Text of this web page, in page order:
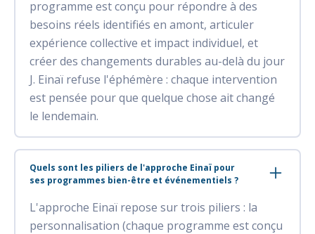
programme est conçu pour répondre à des
besoins réels identifiés en amont, articuler
expérience collective et impact individuel, et
créer des changements durables au-delà du jour
J. Einaï refuse l'éphémère : chaque intervention
est pensée pour que quelque chose ait changé
le lendemain.
Quels sont les piliers de l'approche Einaï pour
ses programmes bien-être et événementiels ?
L'approche Einaï repose sur trois piliers : la
personnalisation (chaque programme est conçu